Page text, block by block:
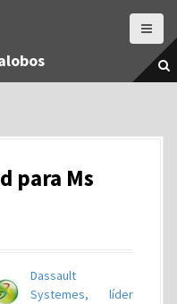
para Ms
Dassault
Systemes, líder